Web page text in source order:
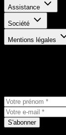
Assistance
Société
Mentions légales
S'abonner